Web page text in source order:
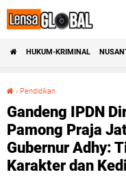
HUKUM-KRIMINAL
› Pendidikan
Gandeng IPDN
Pamong Praja
Gubernur Adhy:
Karakter dan